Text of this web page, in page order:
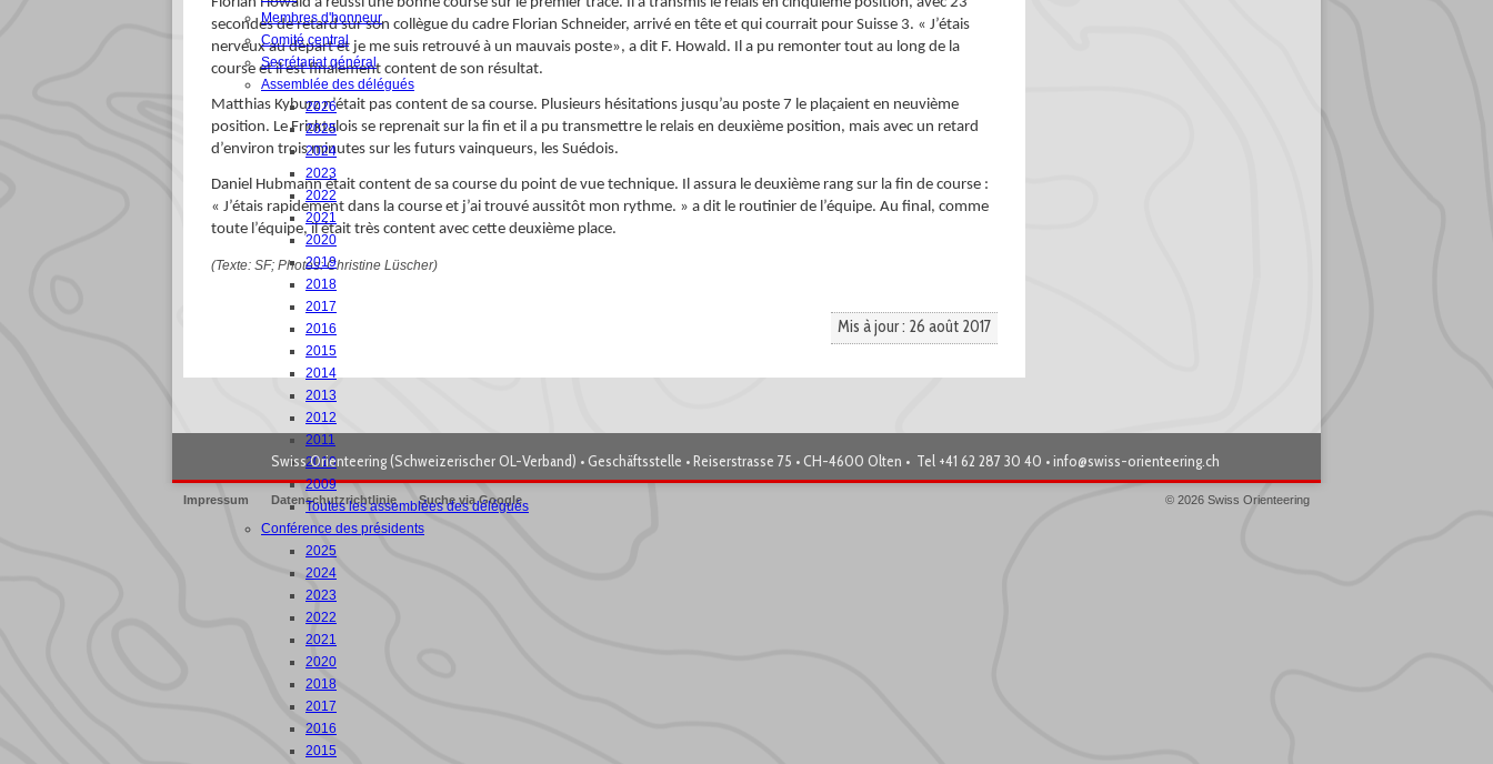
Membres d'honneur
Comité central
Secrétariat général
Assemblée des délégués
2026
2025
2024
2023
2022
2021
2020
2019
2018
2017
2016
2015
2014
2013
2012
2011
2010
2009
Toutes les assemblées des délégués
Conférence des présidents
2025
2024
2023
2022
2021
2020
2018
2017
2016
2015
secondes de retard sur son collègue du cadre Florian Schneider, arrivé en tête et qui courrait pour Suisse 3. « J’étais
nerveux au départ et je me suis retrouvé à un mauvais poste», a dit F. Howald. Il a pu remonter tout au long de la
course et il est finalement content de son résultat.
Matthias Kyburz n’était pas content de sa course. Plusieurs hésitations jusqu’au poste 7 le plaçaient en neuvième
position. Le Fricktalois se reprenait sur la fin et il a pu transmettre le relais en deuxième position, mais avec un retard
d’environ trois minutes sur les futurs vainqueurs, les Suédois.
Daniel Hubmann était content de sa course du point de vue technique. Il assura le deuxième rang sur la fin de course :
« J’étais rapidement dans la course et j’ai trouvé aussitôt mon rythme. » a dit le routinier de l’équipe. Au final, comme
toute l’équipe, il était très content avec cette deuxième place.
(Texte: SF; Photos: Christine Lüscher)
Mis à jour : 26 août 2017
Swiss Orienteering (Schweizerischer OL-Verband) • Geschäftsstelle • Reiserstrasse 75 • CH-4600 Olten • Tel +41 62 287 30 40 •info@swiss-orienteering.ch
Impressum Datenschutzrichtlinie Suche via Google © 2026 Swiss Orienteering